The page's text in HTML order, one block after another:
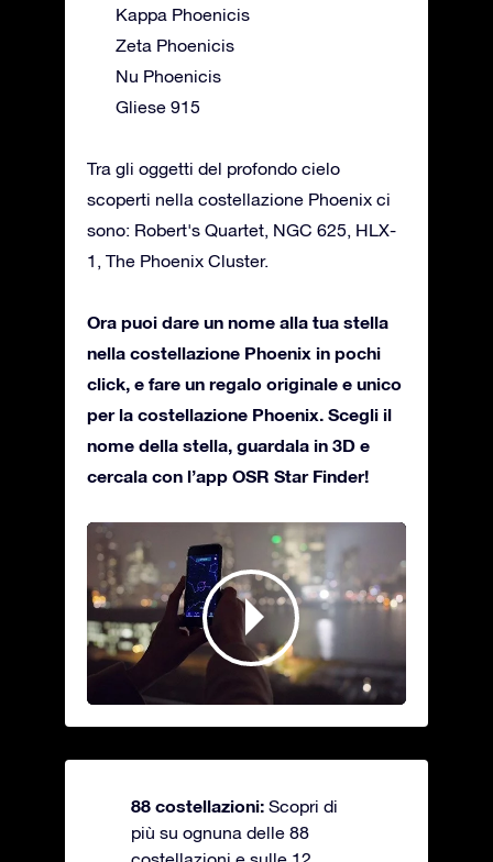
Kappa Phoenicis
Zeta Phoenicis
Nu Phoenicis
Gliese 915
Tra gli oggetti del profondo cielo
scoperti nella costellazione Phoenix ci
sono: Robert's Quartet, NGC 625, HLX-
1, The Phoenix Cluster.
Ora puoi dare un nome alla tua stella
nella costellazione Phoenix in pochi
click, e fare un regalo originale e unico
per la costellazione Phoenix. Scegli il
nome della stella, guardala in 3D e
cercala con l’app OSR Star Finder!
88 costellazioni: Scopri di
più su ognuna delle 88